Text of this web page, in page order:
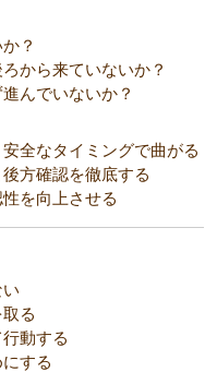
？
から来ていないか？
んでいないか？
全なタイミングで曲がる
方確認を徹底する
を向上させる
る
動する
する